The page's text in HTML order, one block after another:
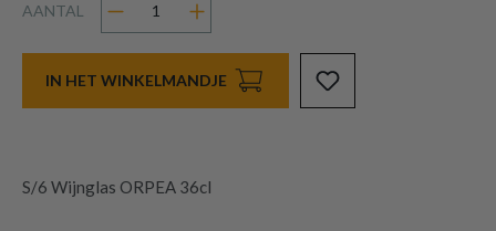
AANTAL
IN HET WINKELMANDJE
S/6 Wijnglas ORPEA 36cl